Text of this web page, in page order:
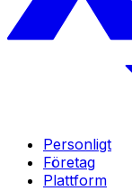
Personligt
Företag
Plattform